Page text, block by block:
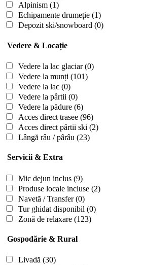
Alpinism (1)
Echipamente drumeție (1)
Depozit ski/snowboard (0)
Vedere & Locație
Vedere la lac glaciar(0)
Vedere la munți (101)
Vedere la lac (0)
Vedere la pârtii (0)
Vedere la pădure (6)
Acces direct trasee (96)
Acces direct pârtii ski (2)
Lângă râu / pârâu (23)
Servicii & Extra
Mic dejun inclus (9)
Produse locale incluse (2)
Navetă / Transfer(0)
Tur ghidat disponibil (0)
Zonă de relaxare (123)
Gospodărie & Rural
Livadă (30)